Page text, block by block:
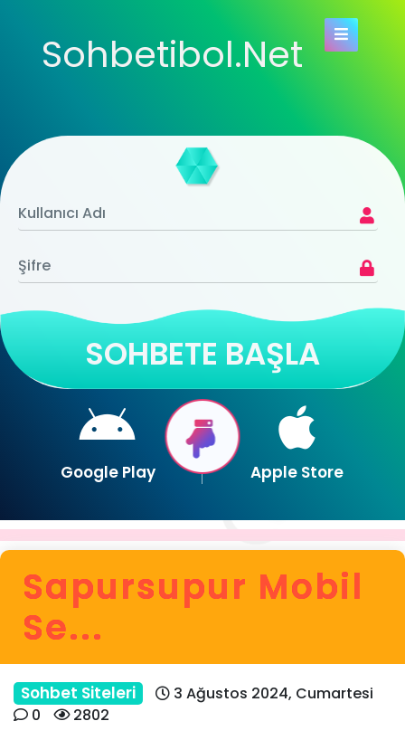
Sohbetibol.Net
SOHBETE BAŞLA
Google Play Apple Store
Sapursupur Mobil
Se...
Sohbet Siteleri
3 Ağustos 2024, Cumartesi
0
2802